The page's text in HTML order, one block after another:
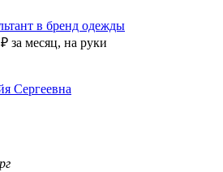
в бренд одежды
₽ за месяц, на руки
Сергеевна